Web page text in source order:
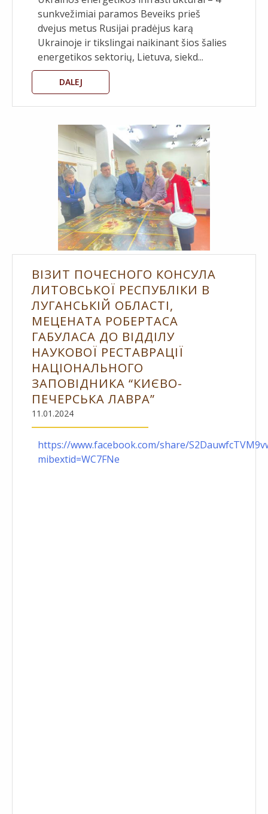
sunkvežimiai paramos Beveiks prieš
dvejus metus Rusijai pradėjus karą
Ukrainoje ir tikslingai naikinant šios šalies
energetikos sektorių, Lietuva, siekd...
DALEJ
ВІЗИТ ПОЧЕСНОГО КОНСУЛА
ЛИТОВСЬКОЇ РЕСПУБЛІКИ В
ЛУГАНСЬКІЙ ОБЛАСТІ,
МЕЦЕНАТА РОБЕРТАСА
ГАБУЛАСА ДО ВІДДІЛУ
НАУКОВОЇ РЕСТАВРАЦІЇ
НАЦІОНАЛЬНОГО
ЗАПОВІДНИКА “КИЄВО-
ПЕЧЕРСЬКА ЛАВРА”
11.01.2024
https://www.facebook.com/share/
mibextid=WC7FNe